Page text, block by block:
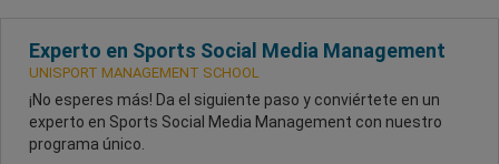
Experto en Sports Social Media Management
UNISPORT MANAGEMENT SCHOOL
¡No esperes más! Da el siguiente paso y conviértete en un
experto en Sports Social Media Management con nuestro
programa único.